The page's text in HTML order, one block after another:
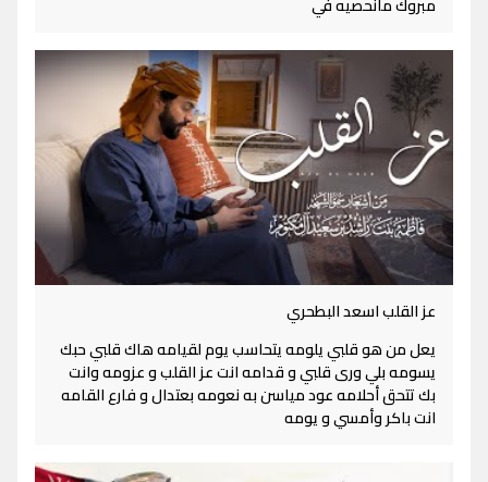
عز القلب اسعد البطحري
يعل من هو قلبي يلومه يتحاسب يوم لقيامه هاك قلبي حبك
يسومه بلي ورى قلبي و قدامه انت عز القلب و عزومه وانت
بك تتحق أحلامه عود مياسن به نعومه بعتدال و فارع القامه
انت باكر وأمسي و يومه